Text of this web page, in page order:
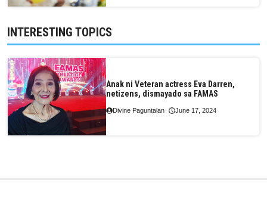
INTERESTING TOPICS
Anak ni Veteran actress Eva Darren,
netizens, dismayado sa FAMAS
Divine Paguntalan June 17, 2024